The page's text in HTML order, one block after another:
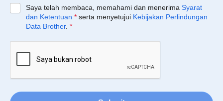
Saya telah membaca, memahami dan menerima Syarat
dan Ketentuan * serta menyetujui Kebijakan Perlindungan
Data Brother. *